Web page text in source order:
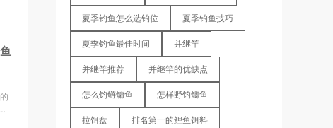
夏季钓鱼怎么选钓位 夏季钓鱼技巧
夏季钓鱼最佳时间 并继竿
并继竿推荐 并继竿的优缺点
怎么钓鲢鳙鱼 怎样野钓鲫鱼
拉饵盘 排名第一的鲤鱼饵料